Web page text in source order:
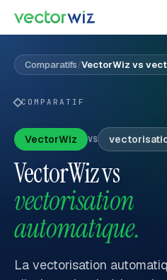
Comparatifs/VectorWiz vs
COMPARATIF
VectorWiz VS
VectorWiz vs
vectorisation
automatique.
La vectorisation